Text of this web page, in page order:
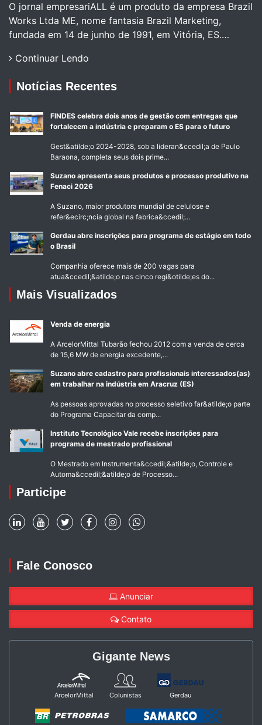
O jornal empresariALL é um produto da empresa Brazil
Works Ltda ME, nome fantasia Brazil Marketing,
fundada em 14 de junho de 1991, em Vitória, ES.…
Continuar Lendo
Notícias Recentes
FINDES celebra dois anos de gestão com entregas que
fortalecem a indústria e preparam o ES para o futuro
Gest&atilde;o 2024-2028, sob a lideran&ccedil;a de Paulo
Baraona, completa seus dois prime...
Suzano apresenta seus produtos e processo produtivo na
Fenaci 2026
A Suzano, maior produtora mundial de celulose e
refer&ecirc;ncia global na fabrica&ccedil;...
Gerdau abre inscrições para programa de estágio em todo
o Brasil
Companhia oferece mais de 200 vagas para
atua&ccedil;&atilde;o nas cinco regi&otilde;es do...
Mais Visualizados
Venda de energia
A ArcelorMittal Tubarão fechou 2012 com a venda de cerca
de 15,6 MW de energia excedente,...
Suzano abre cadastro para profissionais interessados(as)
em trabalhar na indústria em Aracruz (ES)
As pessoas aprovadas no processo seletivo far&atilde;o parte
do Programa Capacitar da comp...
Instituto Tecnológico Vale recebe inscrições para
programa de mestrado profissional
O Mestrado em Instrumenta&ccedil;&atilde;o, Controle e
Automa&ccedil;&atilde;o de Processo...
Participe
Fale Conosco
Anunciar
Contato
Gigante News
ArcelorMittal Colunistas Gerdau